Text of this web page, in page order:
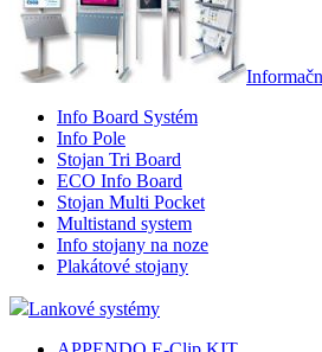
Info Board Systém
Info Pole
Stojan Tri Board
ECO Info Board
Stojan Multi Pocket
Multistand system
Info stojany na noze
Plakátové stojany
Lankové systémy